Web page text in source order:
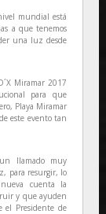
mundial está
a que tenemos
una luz desde
Miramar 2017
para que
Playa Miramar
este evento tan
llamado muy
para resurgir, lo
cuenta la
y que ayuden
el Presidente de